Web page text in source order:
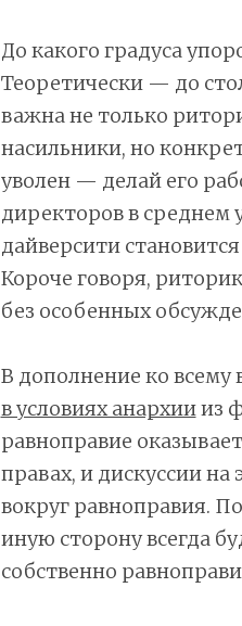
До какого градуса
Теоретически — до
важна не только
насильники, но
уволен — делай его
директоров в среднем
дайверсити
Короче говоря,
без особенных
В дополнение ко
в условиях анархиииз
равноправие
правах, и дискуссии
вокруг равноправия.
иную сторону всегда
собственно